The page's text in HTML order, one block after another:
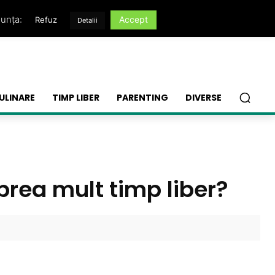
TIMP LIBER PARENTING DIVERSE
mult timp liber?
Refuz Detalii Accept